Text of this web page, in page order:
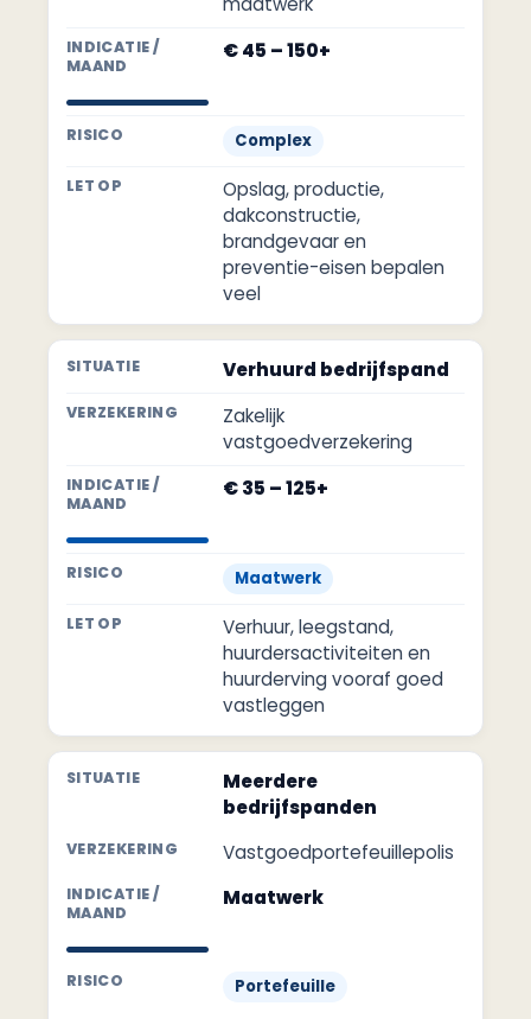
€ 45 – 150+
Complex
Opslag, productie,
dakconstructie,
brandgevaar en
preventie-eisen bepalen
veel
Verhuurd bedrijfspand
Zakelijk
vastgoedverzekering
€ 35 – 125+
Maatwerk
Verhuur, leegstand,
huurdersactiviteiten en
huurderving vooraf goed
vastleggen
Meerdere
bedrijfspanden
Vastgoedportefeuillepolis
Maatwerk
Portefeuille